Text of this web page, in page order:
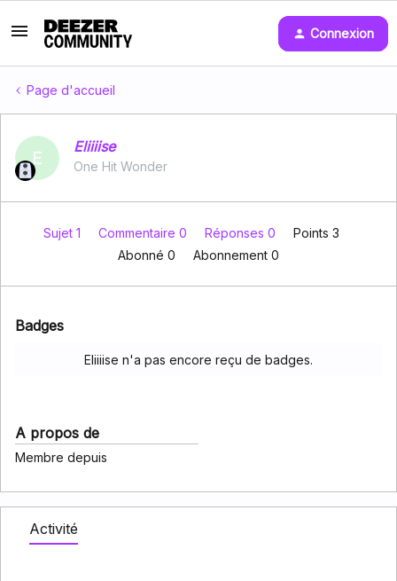
Connexion
Page d'accueil
E
Eliiiise
One Hit Wonder
Sujet 1 Commentaire 0 Réponses 0
Points 3
Abonné 0 Abonnement 0
Badges
Eliiiise n'a pas encore reçu de badges.
A propos de
Membre depuis
Activité